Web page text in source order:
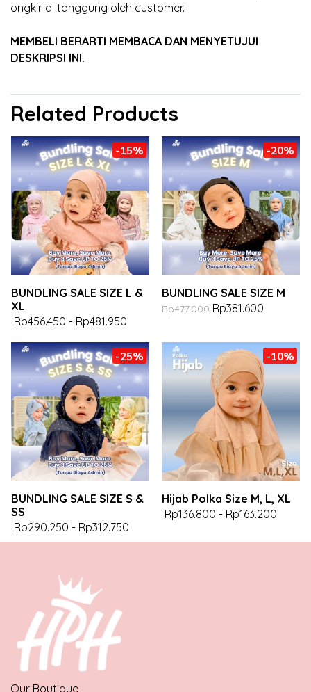
ongkir di tanggung oleh customer.
MEMBELI BERARTI MEMBACA DAN MENYETUJUI
DESKRIPSI INI.
Related Products
-15%
BUNDLING SALE SIZE L &
XL
Rp456.450 - Rp481.950
-20%
BUNDLING SALE SIZE M
Rp477.000 Rp381.600
-25%
BUNDLING SALE SIZE S &
SS
Rp290.250 - Rp312.750
-10%
Hijab Polka Size M, L, XL
Rp136.800 - Rp163.200
Our Boutique